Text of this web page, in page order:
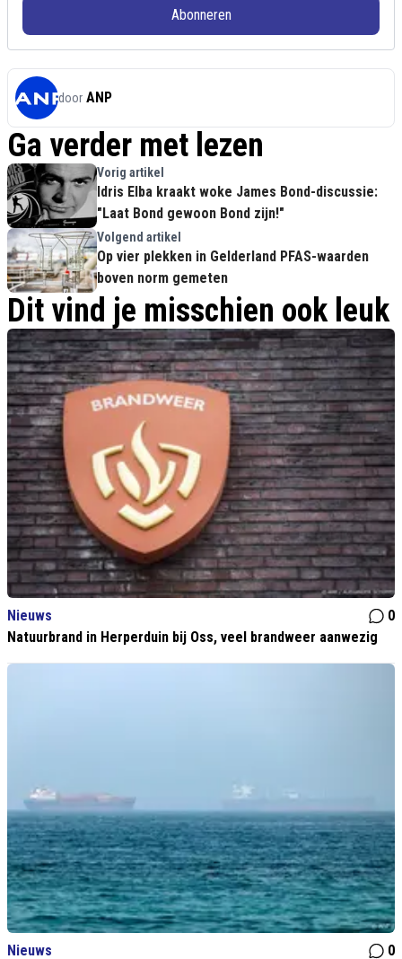
Abonneren
door ANP
Ga verder met lezen
Vorig artikel
Idris Elba kraakt woke James Bond-discussie:
"Laat Bond gewoon Bond zijn!"
Volgend artikel
Op vier plekken in Gelderland PFAS-waarden
boven norm gemeten
Dit vind je misschien ook leuk
Nieuws
0
Natuurbrand in Herperduin bij Oss, veel brandweer aanwezig
Nieuws 0